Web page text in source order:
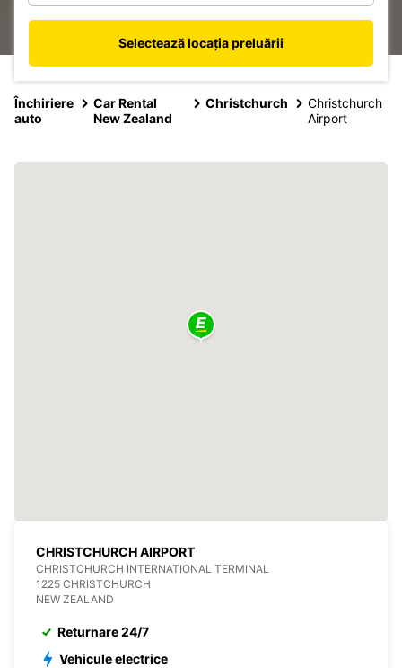
Selectează locația preluării
Închiriere
auto
Car Rental
New Zealand
Christchurch
Christchurch
Airport
CHRISTCHURCH AIRPORT
CHRISTCHURCH INTERNATIONAL TERMINAL
1225 CHRISTCHURCH
NEW ZEALAND
Returnare 24/7
Vehicule electrice